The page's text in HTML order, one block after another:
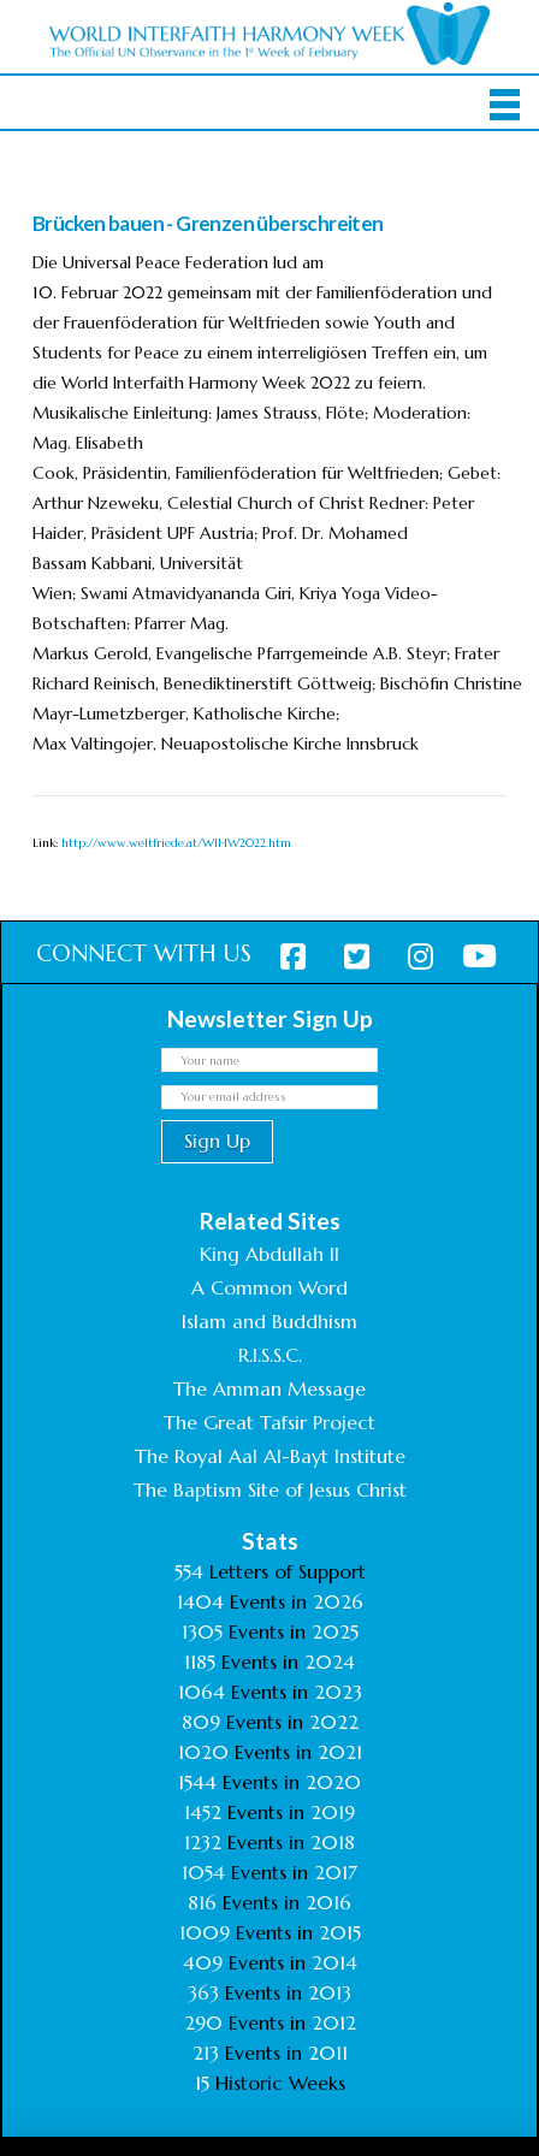
Brücken bauen - Grenzen überschreiten
Die Universal Peace Federation lud am
10. Februar 2022 gemeinsam mit der Familienföderation und
der Frauenföderation für Weltfrieden sowie Youth and
Students for Peace zu einem interreligiösen Treffen ein, um
die World Interfaith Harmony Week 2022 zu feiern.
Musikalische Einleitung: James Strauss, Flöte; Moderation:
Mag. Elisabeth
Cook, Präsidentin, Familienföderation für Weltfrieden; Gebet:
Arthur Nzeweku, Celestial Church of Christ Redner: Peter
Haider, Präsident UPF Austria; Prof. Dr. Mohamed
Bassam Kabbani, Universität
Wien; Swami Atmavidyananda Giri, Kriya Yoga Video-
Botschaften: Pfarrer Mag.
Markus Gerold, Evangelische Pfarrgemeinde A.B. Steyr; Frater
Richard Reinisch, Benediktinerstift Göttweig; Bischöfin Christine
Mayr-Lumetzberger, Katholische Kirche;
Max Valtingojer, Neuapostolische Kirche Innsbruck
Link: http://www.weltfriede.at/WIHW2022.htm
CONNECT WITH US
Newsletter Sign Up
Related Sites
King Abdullah II
A Common Word
Islam and Buddhism
R.I.S.S.C.
The Amman Message
The Great Tafsir Project
The Royal Aal Al-Bayt Institute
The Baptism Site of Jesus Christ
Stats
554Letters of Support
1404 Events in 2026
1305 Events in 2025
1185 Events in 2024
1064 Events in 2023
809 Events in 2022
1020 Events in 2021
1544 Events in 2020
1452 Events in 2019
1232 Events in 2018
1054 Events in 2017
816 Events in 2016
1009Events in 2015
409Events in 2014
363 Events in 2013
290 Events in 2012
213 Events in 2011
15Historic Weeks